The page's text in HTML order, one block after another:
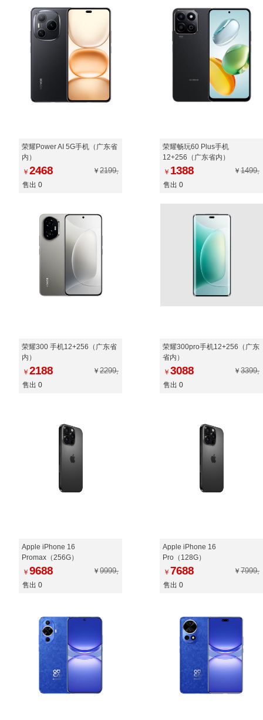
荣耀Power AI 5G手机（广东省
内）
￥ 2468 ￥ 2199,
售出 0
荣耀畅玩60 Plus手机
12+256（广东省内）
￥ 1388 ￥ 1499,
售出 0
荣耀300 手机12+256（广东省
内）
￥ 2188 ￥ 2299,
售出 0
荣耀300pro手机12+256（广东
省内）
￥ 3088 ￥ 3399,
售出 0
Apple iPhone 16
Promax（256G）
￥ 9688 ￥ 9999,
售出 0
Apple iPhone 16
Pro（128G）
￥ 7688 ￥ 7999,
售出 0